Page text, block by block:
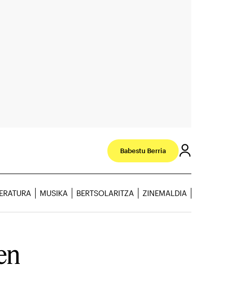
Babestu Berria
MUSIKA BERTSOLARITZA ZINEMALDIA